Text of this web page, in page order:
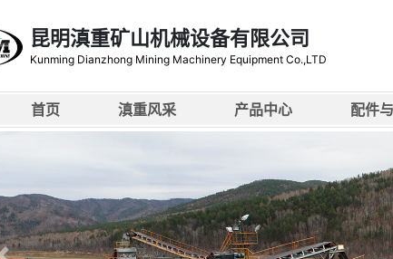
昆明滇重矿山机械设备有限公司
Kunming Dianzhong Mining Machinery Equipment Co.,LTD
首页 滇重风采 产品中心 配件